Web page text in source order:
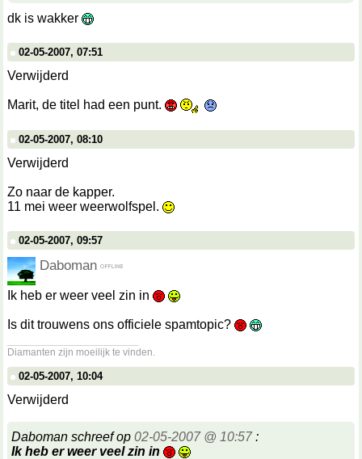
dk is wakker
02-05-2007, 07:51
Verwijderd
Marit, de titel had een punt.
02-05-2007, 08:10
Verwijderd
Zo naar de kapper.
11 mei weer weerwolfspel.
02-05-2007, 09:57
Daboman
Ik heb er weer veel zin in
Is dit trouwens ons officiele spamtopic?
Diamanten zijn moeilijk te vinden.
02-05-2007, 10:04
Verwijderd
Daboman schreef op 02-05-2007 @ 10:57:
Ik heb er weer veel zin in